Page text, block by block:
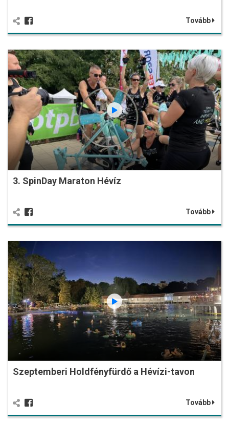
Tovább
3. SpinDay Maraton Hévíz
Tovább
Szeptemberi Holdfényfürdő a Hévízi-tavon
Tovább